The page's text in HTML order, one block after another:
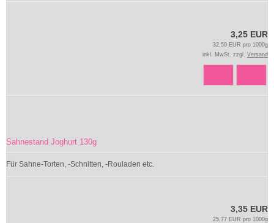
3,25 EUR
32,50 EUR pro 1000g
inkl. MwSt. zzgl. Versand
Sahnestand Joghurt 130g
Für Sahne-Torten, -Schnitten, -Rouladen etc.
3,35 EUR
25,77 EUR pro 1000g